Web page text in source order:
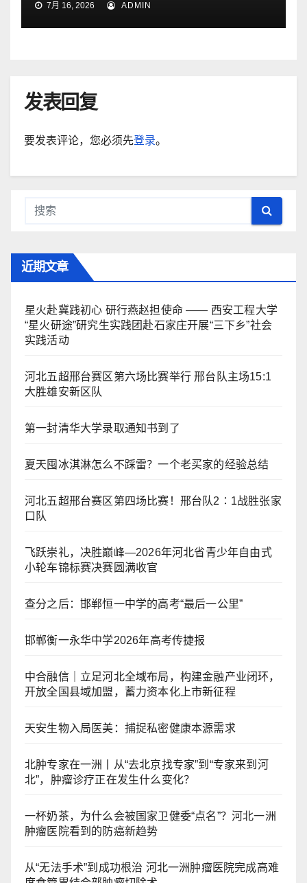
7月 16, 2026 ADMIN
发表回复
要发表评论，您必须先登录。
近期文章
星火赴冀践初心 研行燕赵担使命 —— 西安工程大学
“星火研途”研究生实践团赴石家庄开展“三下乡”社会
实践活动
河北五超邢台赛区第六场比赛举行 邢台队主场15:1
大胜雄安新区队
第一封清华大学录取通知书到了
夏天囤冰淇淋怎么不踩雷？一个老买家的经验总结
河北五超邢台赛区第四场比赛！邢台队2∶1战胜张家
口队
飞跃崇礼，决胜巅峰—2026年河北省青少年自由式
小轮车锦标赛决赛圆满收官
查分之后：邯郸恒一中学的高考“最后一公里”
邯郸衡一永华中学2026年高考传捷报
中合融信｜立足河北全域布局，构建金融产业闭环，
开放全国县域加盟，蓄力资本化上市新征程
天安生物入局医美：捕捉私密健康本源需求
北肿专家在一洲丨从“去北京找专家”到“专家来到河
北”，肿瘤诊疗正在发生什么变化？
一杯奶茶，为什么会被国家卫健委“点名”？河北一洲
肿瘤医院看到的防癌新趋势
从“无法手术”到成功根治 河北一洲肿瘤医院完成高难